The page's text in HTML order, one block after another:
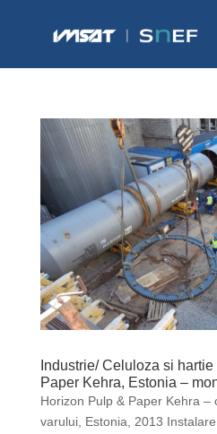
Industrie/ Celuloza si
Paper Kehra, Estonia –
Horizon Pulp & Paper Kehra
varului, Estonia, 2013